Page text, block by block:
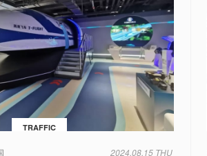
TRAFFIC
2024.08.15 THU